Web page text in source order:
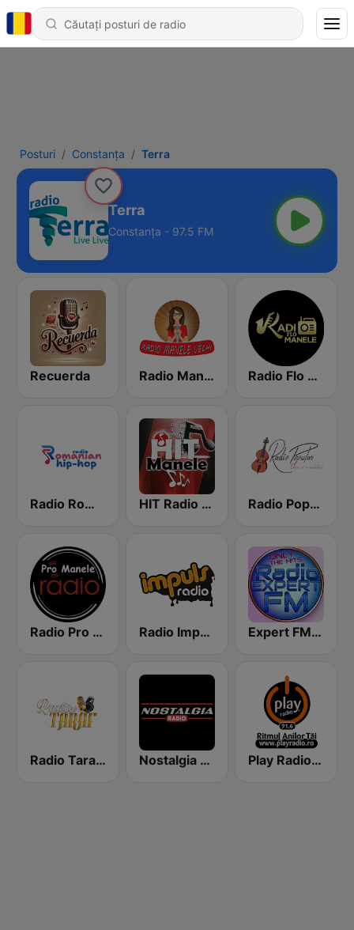
Posturi Constanța Terra
Terra
Constanța - 97.5 FM
Recuerda Radio Manele Vechi Radio Flo Manele
Radio Romanian Hip-Hop HIT Radio Manele Romania Radio Popular Petrecere
Radio Pro Manele Radio Impuls 101.5 FM Expert FM Manele
Radio Taraf Romania Nostalgia Radio Play Radio Constanta